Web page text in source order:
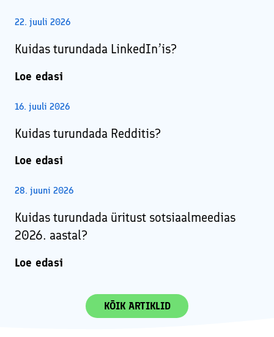
22. juuli 2026
Kuidas turundada LinkedIn’is?
Loe edasi
16. juuli 2026
Kuidas turundada Redditis?
Loe edasi
28. juuni 2026
Kuidas turundada üritust sotsiaalmeedias
2026. aastal?
Loe edasi
KÕIK ARTIKLID